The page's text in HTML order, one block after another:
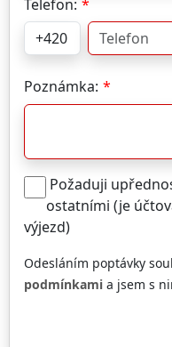
Telefon:
Poznámka:
Požaduji
ostatními (je
výjezd)
Odesláním poptávky
podmínkami a jsem s